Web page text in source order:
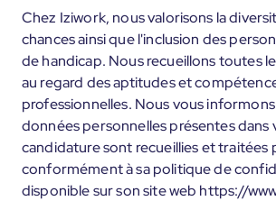
Chez Iziwork, nous valorisons la
chances ainsi que l'inclusion des
de handicap. Nous recueillons toutes
au regard des aptitudes et
professionnelles. Nous vous
données personnelles présentes dans
candidature sont recueillies et traitées
conformément à sa politique de
disponible sur son site web https://